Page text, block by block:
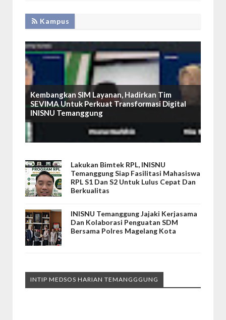
Kampus
Kembangkan SIM Layanan, Hadirkan Tim
SEVIMA Untuk Perkuat Transformasi Digital
INISNU Temanggung
Lakukan Bimtek RPL, INISNU
Temanggung Siap Fasilitasi Mahasiswa
RPL S1 Dan S2 Untuk Lulus Cepat Dan
Berkualitas
INISNU Temanggung Jajaki Kerjasama
Dan Kolaborasi Penguatan SDM
Bersama Polres Magelang Kota
INTIP MEDSOS HARIAN TEMANGGGUNG